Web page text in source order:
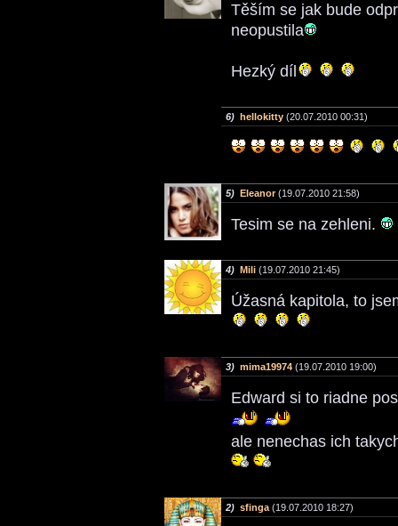
Těším se jak bude
neopustila
Hezký díl
6) hellokitty (20.07.2010 00:31)
5) Eleanor(19.07.2010 21:58)
Tesim se na zehleni.
4) Mili (19.07.2010 21:45)
Úžasná kapitola, to
3) mima19974 (19.07.2010 19:00)
Edward si to riadne
ale nenechas ich
2) sfinga (19.07.2010 18:27)